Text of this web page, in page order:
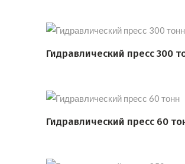
ПОДРОБНЕЕ
Гидравлический пресс 300
ПОДРОБНЕЕ
Гидравлический пресс 60